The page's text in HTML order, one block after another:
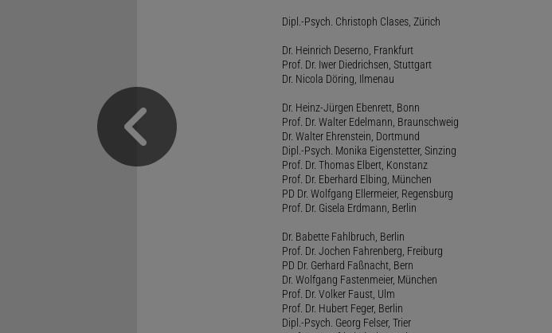
Dipl.-Psych. Christoph Clases, Zürich
Dr. Heinrich Deserno, Frankfurt
Prof. Dr. Iwer Diedrichsen, Stuttgart
Dr. Nicola Döring, Ilmenau
Dr. Heinz-Jürgen Ebenrett, Bonn
Prof. Dr. Walter Edelmann, Braunschweig
Dr. Walter Ehrenstein, Dortmund
Dipl.-Psych. Monika Eigenstetter, Sinzing
Prof. Dr. Thomas Elbert, Konstanz
Prof. Dr. Eberhard Elbing, München
PD Dr. Wolfgang Ellermeier, Regensburg
Prof. Dr. Gisela Erdmann, Berlin
Dr. Babette Fahlbruch, Berlin
Prof. Dr. Jochen Fahrenberg, Freiburg
PD Dr. Gerhard Faßnacht, Bern
Dr. Wolfgang Fastenmeier, München
Prof. Dr. Volker Faust, Ulm
Prof. Dr. Hubert Feger, Berlin
Dipl.-Psych. Georg Felser, Trier